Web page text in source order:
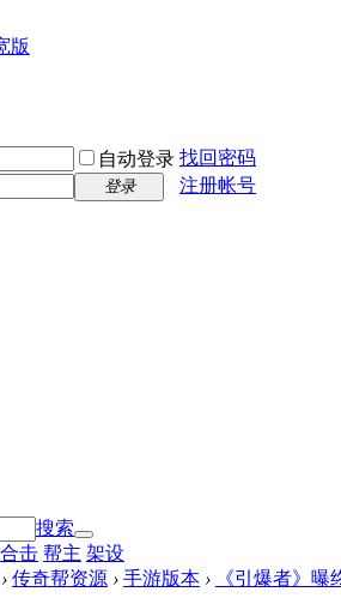
版
自动登录 找回密码
登录 注册帐号
搜索
合击 帮主 架设
› 传奇帮资源 › 手游版本 › 《引爆者》